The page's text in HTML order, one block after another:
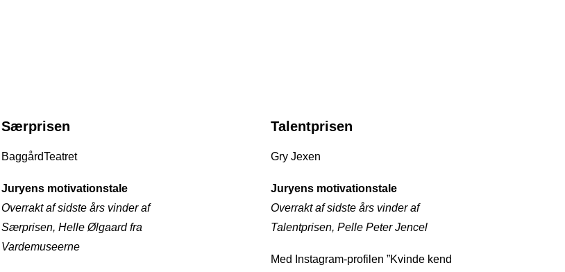
Særprisen
BaggårdTeatret
Juryens motivationstale
Overrakt af sidste års vinder af
Særprisen, Helle Ølgaard fra
Vardemuseerne
Talentprisen
Gry Jexen
Juryens motivationstale
Overrakt af sidste års vinder af
Talentprisen, Pelle Peter Jencel
Med Instagram-profilen ”Kvinde kend